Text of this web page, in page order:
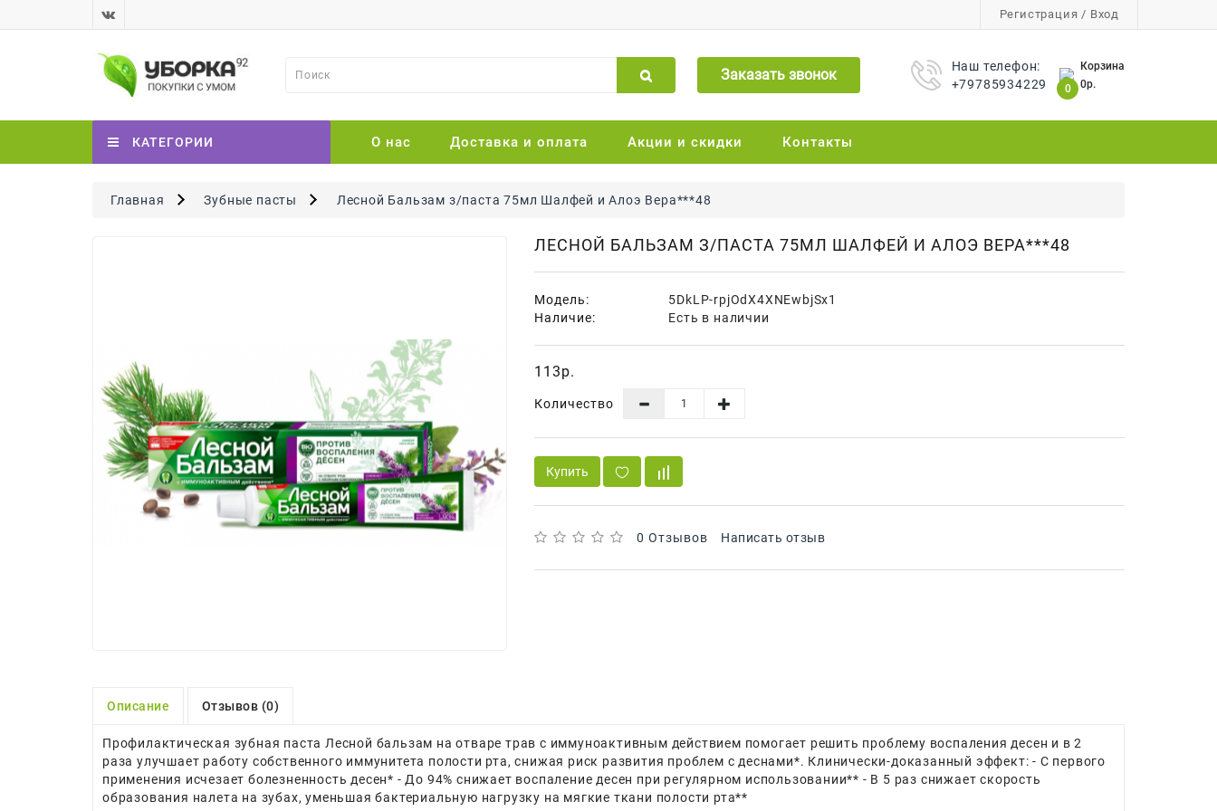
Регистрация / Вход
Заказать звонок
Наш телефон:
+79785934229
Корзина
0
0р.
КАТЕГОРИИ О нас Доставка и оплата Акции и скидки Контакты
Главная Зубные пасты Лесной Бальзам з/паста 75мл Шалфей и Алоэ Вера***48
ЛЕСНОЙ БАЛЬЗАМ З/ПАСТА 75МЛ ШАЛФЕЙ И АЛОЭ ВЕРА***48
Модель:
5DkLP-rpjOdX4XNEwbjSx1
Наличие:
Есть в наличии
113р.
Количество
Купить
0 Отзывов Написать отзыв
Описание Отзывов (0)
Профилактическая зубная паста Лесной бальзам на отваре трав c иммуноактивным действием помогает решить проблему воспаления десен и в 2
раза улучшает работу собственного иммунитета полости рта, снижая риск развития проблем с деснами*. Клинически-доказанный эффект: - С первого
применения исчезает болезненность десен* - До 94% снижает воспаление десен при регулярном использовании** - В 5 раз снижает скорость
образования налета на зубах, уменьшая бактериальную нагрузку на мягкие ткани полости рта**